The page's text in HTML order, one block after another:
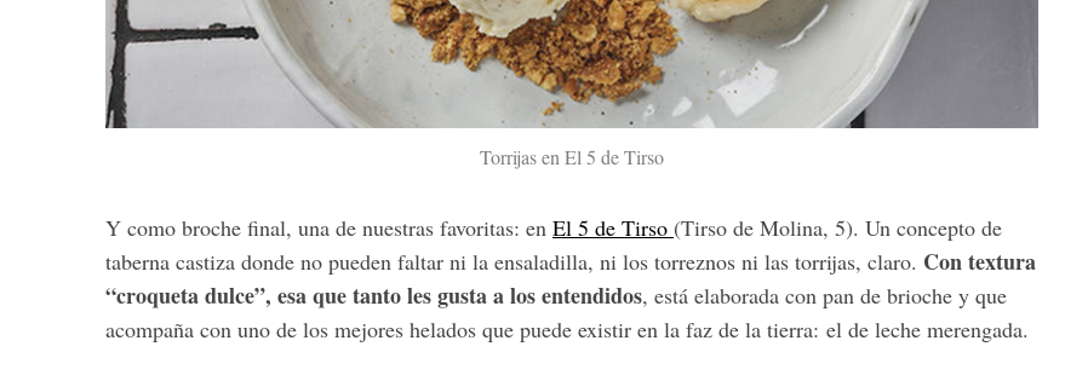
Torrijas en El 5 de Tirso
Y como broche final, una de nuestras favoritas: en El 5 de Tirso (Tirso de Molina, 5). Un concepto de
taberna castiza donde no pueden faltar ni la ensaladilla, ni los torreznos ni las torrijas, claro. Con textura
“croqueta dulce”, esa que tanto les gusta a los entendidos, está elaborada con pan de brioche y que
acompaña con uno de los mejores helados que puede existir en la faz de la tierra: el de leche merengada.